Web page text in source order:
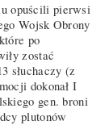
opuścili pierwsi
Wojsk Obrony
po
zostać
słuchaczy (z
dokonał I
gen. broni
plutonów